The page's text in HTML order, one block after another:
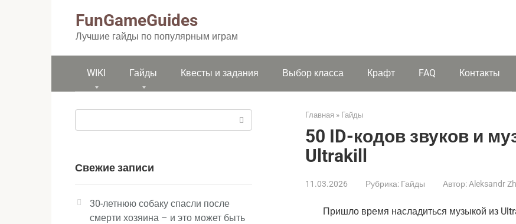
FunGameGuides
Лучшие гайды по популярным играм
WIKI Гайды Квесты и задания Выбор класса Крафт FAQ Контакты
Главная » Гайды
50 ID-кодов звуков и
Ultrakill
11.03.2026 Рубрика: Гайды Автор: Aleksandr
Пришло время насладиться музыкой из
Свежие записи
30-летнюю собаку спасли после
смерти хозяина – и это может быть